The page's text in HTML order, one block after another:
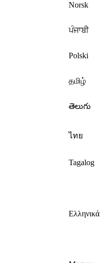
Norsk
ਪੰਜਾਬੀ
Polski
தமிழ்
తెలుగు
ไทย
Tagalog
Ελληνικά